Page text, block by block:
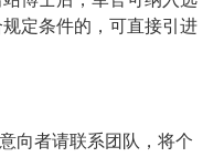
定条件的，可直接引进
向者请联系团队，将个